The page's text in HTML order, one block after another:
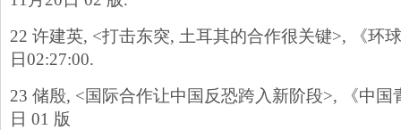
22 许建英, <打击东突, 土耳其的合作很关键>, 《环
日02:27:00.
23 储殷, <国际合作让中国反恐跨入新阶段>, 《中国
日 01 版